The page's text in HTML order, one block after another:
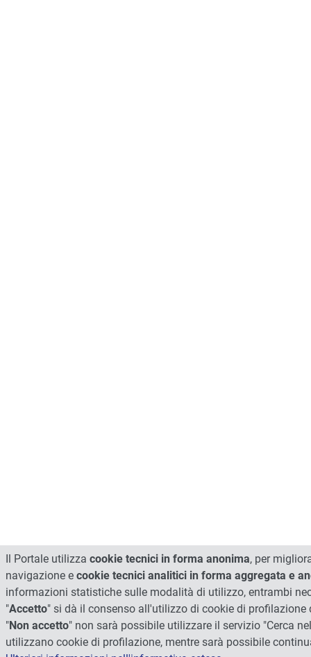
Il Portale utilizza cookie tecnici in forma anonima, per
navigazione e cookie tecnici analitici in forma aggregata e
informazioni statistiche sulle modalità di utilizzo, entrambi
"Accetto" si dà il consenso all'utilizzo di cookie di profilazione
"Non accetto" non sarà possibile utilizzare il servizio "Cerca
utilizzano cookie di profilazione, mentre sarà possibile